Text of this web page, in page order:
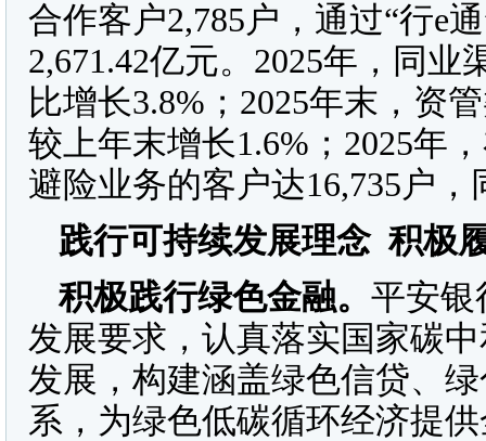
合作客户2,785户，通过“行e
2,671.42亿元。2025年，同业
比增长3.8%；2025年末，资
较上年末增长1.6%；2025年
避险业务的客户达16,735户，
践行可持续发展理念 积极
积极践行绿色金融。 平安银
发展要求，认真落实国家碳
发展，构建涵盖绿色信贷、
系，为绿色低碳循环经济提